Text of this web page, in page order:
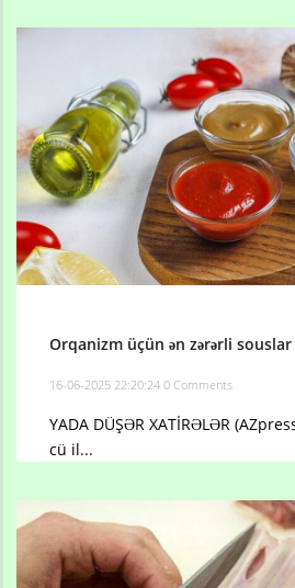
Orqanizm üçün ən zərərli souslar
16-06-2025 22:20:24 0 Comments
YADA DÜŞƏR XATİRƏLƏR
cü il...